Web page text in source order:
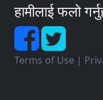
हामीलाई फलो
Terms of Use |